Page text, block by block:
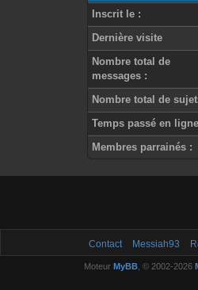
Inscrit le :
Dernière visite
Nombre total de
messages :
Nombre total de
Temps passé en
Membres parrainés :
Contact Messiah93
Moteur MyBB, © 2002-2026